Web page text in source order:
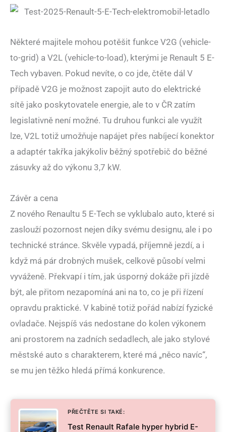
Některé majitele mohou potěšit funkce V2G (vehicle-
to-grid) a V2L (vehicle-to-load), kterými je Renault 5 E-
Tech vybaven. Pokud nevíte, o co jde, čtěte dál V
případě V2G je možnost zapojit auto do elektrické
sítě jako poskytovatele energie, ale to v ČR zatím
legislativně není možné. Tu druhou funkci ale využít
lze, V2L totiž umožňuje napájet přes nabíjecí konektor
a adaptér takřka jakýkoliv běžný spotřebič do běžné
zásuvky až do výkonu 3,7 kW.
Závěr a cena
Z nového Renaultu 5 E-Tech se vyklubalo auto, které si
zaslouží pozornost nejen díky svému designu, ale i po
technické stránce. Skvěle vypadá, příjemně jezdí, a i
když má pár drobných mušek, celkově působí velmi
vyváženě. Překvapí i tím, jak úsporný dokáže při jízdě
být, ale přitom nezapomíná ani na to, co je při řízení
opravdu praktické. V kabině totiž pořád nabízí fyzické
ovladače. Nejspíš vás nedostane do kolen výkonem
ani prostorem na zadních sedadlech, ale jako stylové
městské auto s charakterem, které má „něco navíc“,
se mu jen těžko hledá přímá konkurence.
PŘEČTĚTE SI TAKÉ:
Test Renault Rafale hyper hybrid E-